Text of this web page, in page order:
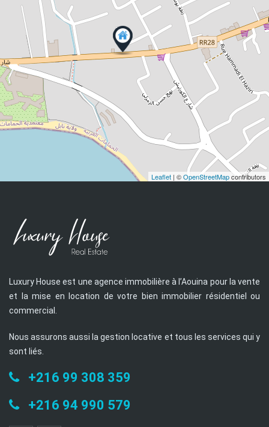
Leaflet | ©OpenStreetMapcontributors
Luxury House est une agence immobilière à l’Aouina pour la vente
et la mise en location de votre bien immobilier résidentiel ou
commercial.
Nous assurons aussi la gestion locative et tous les services qui y
sont liés.
+216 99 308 359
+216 94 990 579